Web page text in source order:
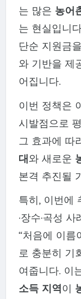
는 많은 농어
는 현실입니
단순 지원금
와 기반을 제
어집니다.
이번 정책은
시발점으로
그 효과에 따
대와 새로운
본격 추진될
특히, 이번에
·장수·곡성 사
“처음에 이름
로 충분히 기
여줍니다. 이
소득 지역이